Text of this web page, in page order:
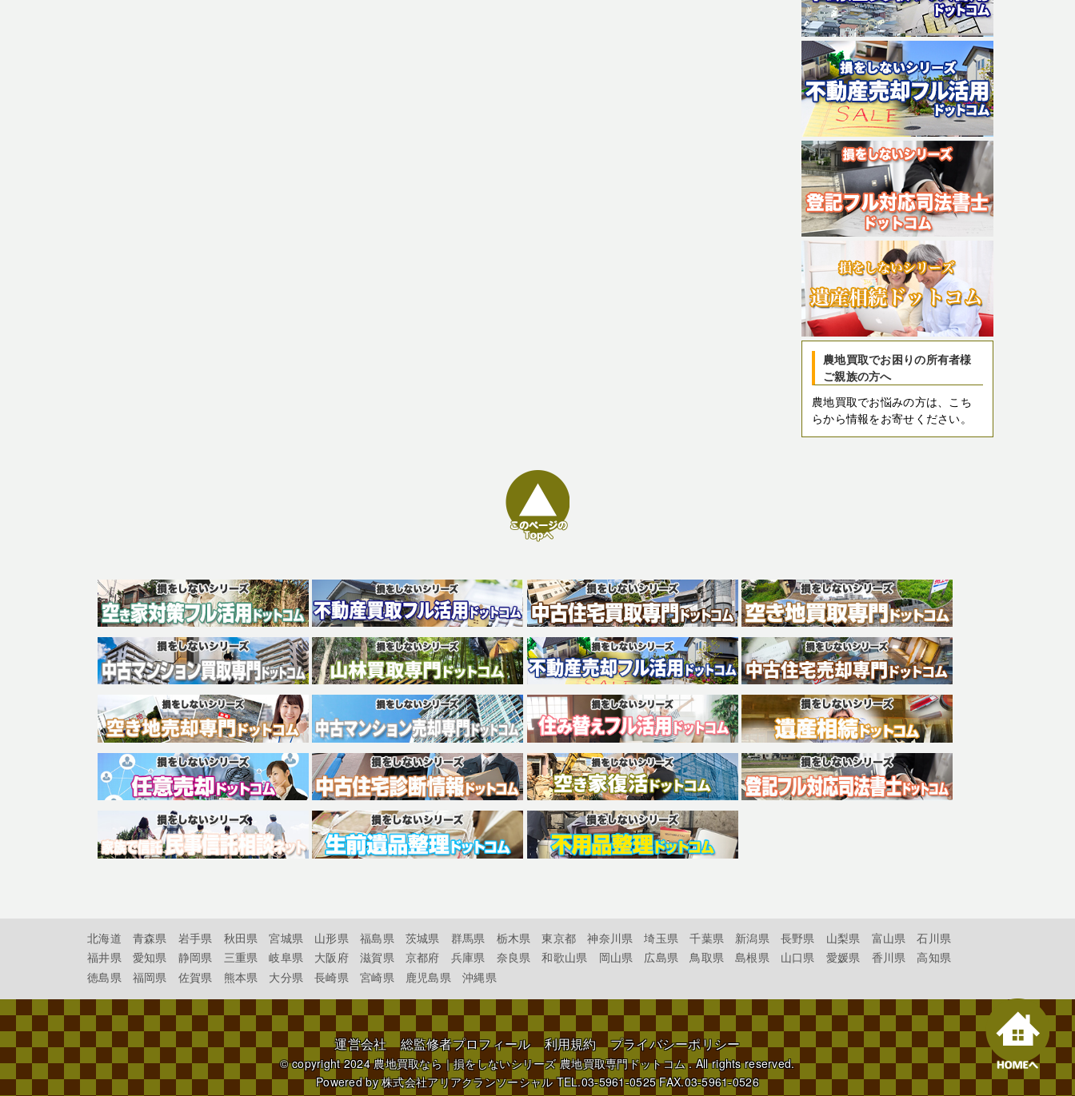
農地買取でお困りの所有者様
ご親族の方へ
農地買取でお悩みの方は、こち
らから情報をお寄せください。
北海道 青森県 岩手県 秋田県 宮城県 山形県 福島県 茨城県 群馬県 栃木県 東京都 神奈川県 埼玉県 千葉県 新潟県 長野県 山梨県 富山県
石川県
福井県
愛知県 静岡県 三重県 岐阜県 大阪府 滋賀県 京都府 兵庫県 奈良県 和歌山県 岡山県 広島県 鳥取県 島根県 山口県 愛媛県 香川県
高知県
徳島県
福岡県 佐賀県 熊本県 大分県 長崎県 宮崎県 鹿児島県 沖縄県
運営会社 総監修者プロフィール 利用規約 プライバシーポリシー
© copyright 2024農地買取なら｜損をしないシリーズ 農地買取専門ドットコム. All rights reserved.
Powered by株式会社アリアクランソーシャルTEL.03-5961-0525 FAX.03-5961-0526